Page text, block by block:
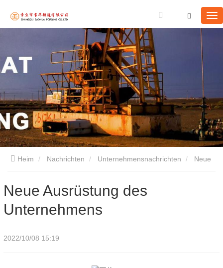
Heim Nachrichten Unternehmensnachrichten
Neue Ausrüstung des
Unternehmens
2022/10/08 15:19